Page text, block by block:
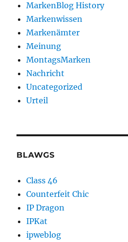
MarkenBlog History
Markenwissen
Markenämter
Meinung
MontagsMarken
Nachricht
Uncategorized
Urteil
BLAWGS
Class 46
Counterfeit Chic
IP Dragon
IPKat
ipweblog